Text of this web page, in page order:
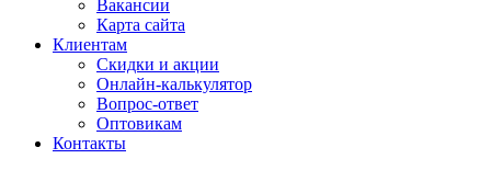
Вакансии
Карта сайта
Клиентам
Скидки и акции
Онлайн-калькулятор
Вопрос-ответ
Оптовикам
Контакты